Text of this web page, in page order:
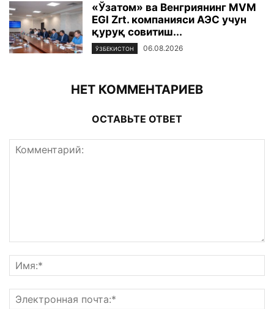
«Ўзатом» ва Венгриянинг MVM
EGI Zrt. компанияси АЭС учун
қуруқ совитиш...
ЎЗБЕКИСТОН 06.08.2026
НЕТ КОММЕНТАРИЕВ
ОСТАВЬТЕ ОТВЕТ